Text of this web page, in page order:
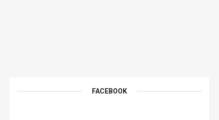
FACEBOOK